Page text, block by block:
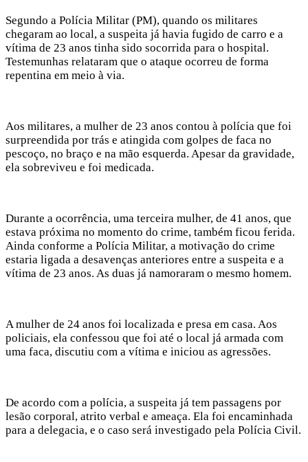
Segundo a Polícia Militar (PM), quando os militares
chegaram ao local, a suspeita já havia fugido de carro e a
vítima de 23 anos tinha sido socorrida para o hospital.
Testemunhas relataram que o ataque ocorreu de forma
repentina em meio à via.
Aos militares, a mulher de 23 anos contou à polícia que foi
surpreendida por trás e atingida com golpes de faca no
pescoço, no braço e na mão esquerda. Apesar da gravidade,
ela sobreviveu e foi medicada.
Durante a ocorrência, uma terceira mulher, de 41 anos, que
estava próxima no momento do crime, também ficou ferida.
Ainda conforme a Polícia Militar, a motivação do crime
estaria ligada a desavenças anteriores entre a suspeita e a
vítima de 23 anos. As duas já namoraram o mesmo homem.
A mulher de 24 anos foi localizada e presa em casa. Aos
policiais, ela confessou que foi até o local já armada com
uma faca, discutiu com a vítima e iniciou as agressões.
De acordo com a polícia, a suspeita já tem passagens por
lesão corporal, atrito verbal e ameaça. Ela foi encaminhada
para a delegacia, e o caso será investigado pela Polícia Civil.